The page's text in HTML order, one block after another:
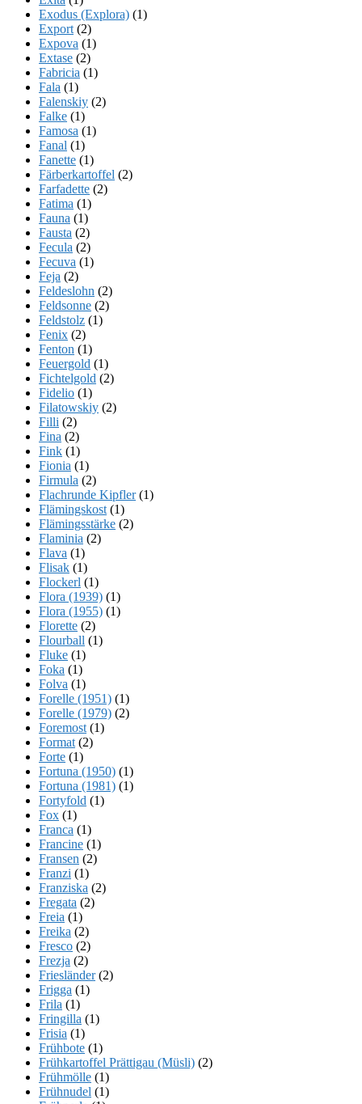
Exodus (Explora) (1)
Export (2)
Expova (1)
Extase (2)
Fabricia (1)
Fala (1)
Falenskiy (2)
Falke (1)
Famosa (1)
Fanal (1)
Fanette (1)
Färberkartoffel (2)
Farfadette (2)
Fatima (1)
Fauna (1)
Fausta (2)
Fecula (2)
Fecuva (1)
Feja (2)
Feldeslohn (2)
Feldsonne (2)
Feldstolz (1)
Fenix (2)
Fenton (1)
Feuergold (1)
Fichtelgold (2)
Fidelio (1)
Filatowskiy (2)
Filli (2)
Fina (2)
Fink (1)
Fionia (1)
Firmula (2)
Flachrunde Kipfler(1)
Flämingskost (1)
Flämingsstärke (2)
Flaminia (2)
Flava (1)
Flisak (1)
Flockerl (1)
Flora (1939) (1)
Flora (1955) (1)
Florette (2)
Flourball (1)
Fluke (1)
Foka (1)
Folva (1)
Forelle (1951) (1)
Forelle (1979) (2)
Foremost (1)
Format (2)
Forte (1)
Fortuna (1950) (1)
Fortuna (1981) (1)
Fortyfold (1)
Fox (1)
Franca (1)
Francine (1)
Fransen (2)
Franzi (1)
Franziska (2)
Fregata (2)
Freia (1)
Freika (2)
Fresco (2)
Frezja (2)
Friesländer(2)
Frigga (1)
Frila (1)
Fringilla (1)
Frisia (1)
Frühbote (1)
Frühkartoffel Prättigau (Müsli) (2)
Frühmölle (1)
Frühnudel (1)